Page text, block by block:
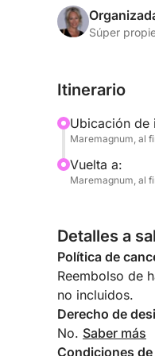
- Cubierta
vistas.
particulares.
Con el precio
bebida y la
esta plataforma
Súper
Itinerario
Ubicación de
Maremagnum, al
Vuelta a:
Maremagnum, al
Detalles a
Política de
Reembolso de
no incluidos.
Derecho de
No. Saber más
Condiciones